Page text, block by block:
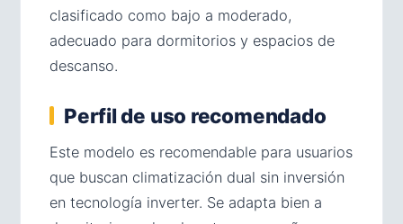
clasificado como bajo a moderado,
adecuado para dormitorios y espacios de
descanso.
Perfil de uso recomendado
Este modelo es recomendable para usuarios
que buscan climatización dual sin inversión
en tecnología inverter. Se adapta bien a